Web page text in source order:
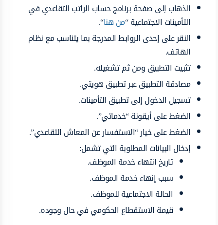
الذهاب إلى صفحة برنامج حساب الراتب التقاعدي في
التأمينات الاجتماعية “من هنا“.
النقر على إحدى الروابط المدرجة بما يتناسب مع نظام
الهاتف.
تثبيت التطبيق ومن ثم تشغيله.
مصادقة التطبيق عبر تطبيق هويتي.
تسجيل الدخول إلى تطبيق التأمينات.
الضغط على أيقونة “خدماتي”.
الضغط على خيار “الاستفسار عن المعاش التقاعدي”.
إدخال البيانات المطلوبة التي تشمل:
تاريخ انتهاء خدمة الموظف.
سبب إنهاء خدمة الموظف.
الحالة الاجتماعية للموظف.
قيمة الاستقطاع الحكومي في حال وجوده.